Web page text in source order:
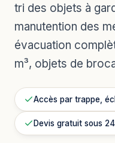
tri des objets à
manutention des
évacuation
m³, objets de
Accès par trappe,
Devis gratuit sous